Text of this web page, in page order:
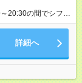
回（☆あなたの活躍
時と同じです。
20:30の間でシフト
イン時間帯）を軸
と過ごす時間もた
詳細へ